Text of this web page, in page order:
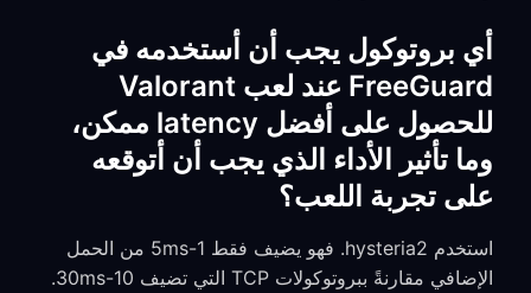
أي بروتوكول يجب أن أستخدمه في
FreeGuard عند لعب Valorant
للحصول على أفضل latency ممكن،
وما تأثير الأداء الذي يجب أن أتوقعه
على تجربة اللعب؟
استخدم hysteria2. فهو يضيف فقط 1-5ms من الحمل
الإضافي مقارنةً ببروتوكولات TCP التي تضيف 10-30ms.